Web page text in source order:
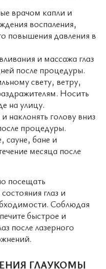
врачом капли и
воспаления,
повышения давления в
и массажа глаз
после процедуры.
свету, ветру,
Носить
на улицу.
наклонять голову вниз
процедуры.
сауне, бане и
месяца после
посещать
глаз и
Соблюдая
быстрое и
после лазерного
ГЛАУКОМЫ